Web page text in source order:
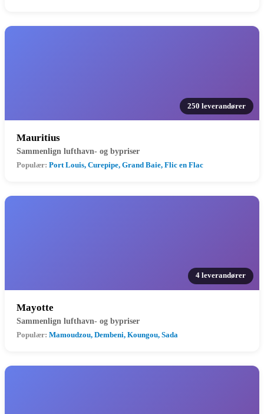
250 leverandører
Mauritius
Sammenlign lufthavn- og bypriser
Populær: Port Louis, Curepipe, Grand Baie, Flic en Flac
4 leverandører
Mayotte
Sammenlign lufthavn- og bypriser
Populær: Mamoudzou, Dembeni, Koungou, Sada